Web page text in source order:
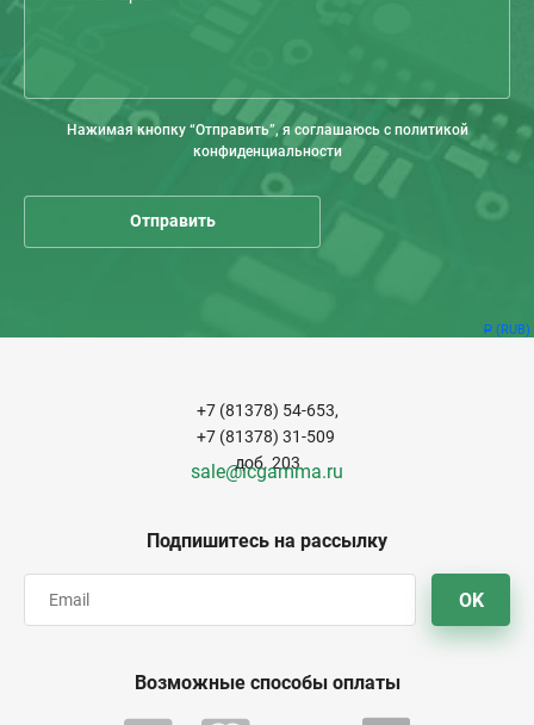
Р (RUB)
Нажимая кнопку “Отправить”, я соглашаюсь с политикой
конфиденциальности
Подпишитесь на рассылку
OK
+7 (81378) 54-653,
+7 (81378) 31-509
доб. 203
sale@icgamma.ru
Возможные способы оплаты